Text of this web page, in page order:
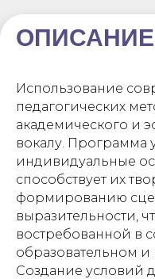
ОПИСАНИЕ
Использование
педагогических
академического и
вокалу. Программа
индивидуальные
способствует их
формированию
выразительности,
востребованной в
образовательном и
Создание условий